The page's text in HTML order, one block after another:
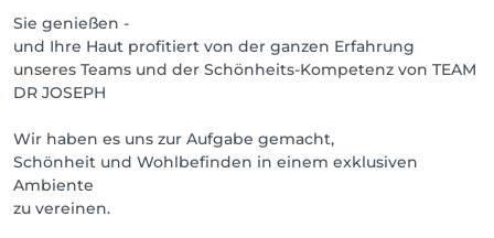
Sie genießen -
und Ihre Haut profitiert von der ganzen Erfahrung
unseres Teams und der Schönheits-Kompetenz von TEAM
DR JOSEPH
Wir haben es uns zur Aufgabe gemacht,
Schönheit und Wohlbefinden in einem exklusiven
Ambiente
zu vereinen.